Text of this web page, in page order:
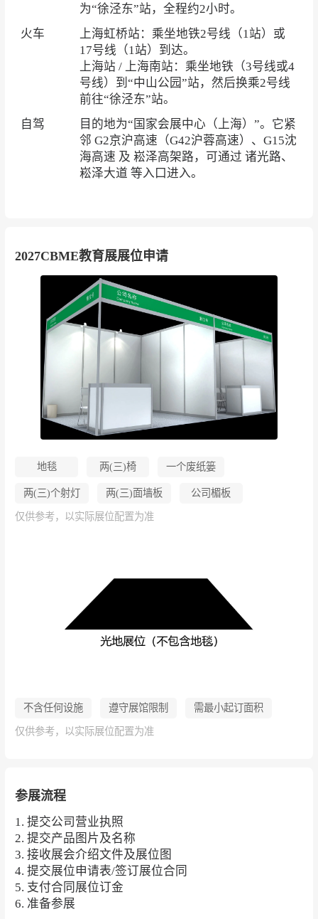
为“徐泾东”站，全程约2小时。
火车
上海虹桥站：乘坐地铁2号线（1站）或
17号线（1站）到达。
上海站 / 上海南站：乘坐地铁（3号线或4
号线）到“中山公园”站，然后换乘2号线
前往“徐泾东”站。
自驾
目的地为“国家会展中心（上海）”。它紧
邻 G2京沪高速（G42沪蓉高速）、G15沈
海高速 及 崧泽高架路，可通过 诸光路、
崧泽大道 等入口进入。
2027CBME教育展展位申请
地毯 两(三)椅 一个废纸篓
两(三)个射灯 两(三)面墙板 公司楣板
仅供参考，以实际展位配置为准
不含任何设施 遵守展馆限制 需最小起订面积
仅供参考，以实际展位配置为准
参展流程
1. 提交公司营业执照
2. 提交产品图片及名称
3. 接收展会介绍文件及展位图
4. 提交展位申请表/签订展位合同
5. 支付合同展位订金
6. 准备参展